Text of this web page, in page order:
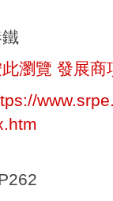
瀏覽 發展商